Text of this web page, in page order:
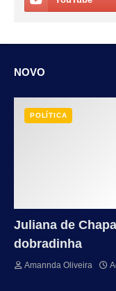
NOVO
POLÍTICA
Juliana de
dobradinha
Amannda Oliveira